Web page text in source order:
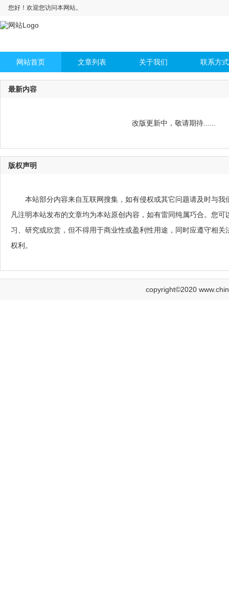
您好！欢迎您访问本网站。
网站首页 文章列表 关于我们 联系方式
最新内容
改版更新中，敬请期待......
版权声明
本站部分内容来自互联网搜集，如有侵权或其它问题请及时与
凡注明本站发布的文章均为本站原创内容，如有雷同纯属巧合。您
习、研究或欣赏，但不得用于商业性或盈利性用途，同时应遵守相
权利。
copyright©2020